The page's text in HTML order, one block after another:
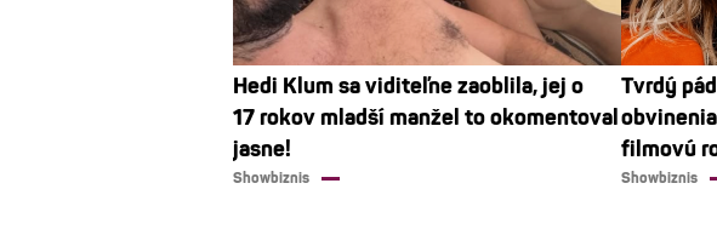
Hedi Klum sa viditeľne zaoblila, jej o
17 rokov mladší manžel to okomentoval
jasne!
Showbiznis
Tvrdý
filmovú
Showbiznis